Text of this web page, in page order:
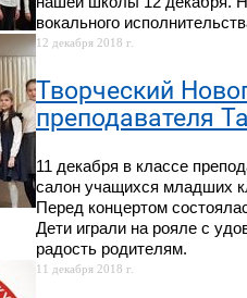
вокального
12 декабря 2018 г.
Творческий
преподавателя
11 декабря в классе
салон учащихся младших
Перед концертом
Дети играли на рояле с
радость родителям.
11 декабря 2018 г.